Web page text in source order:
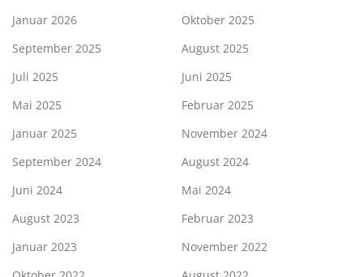
Januar 2026
Oktober 2025
September 2025
August 2025
Juli 2025
Juni 2025
Mai 2025
Februar 2025
Januar 2025
November 2024
September 2024
August 2024
Juni 2024
Mai 2024
August 2023
Februar 2023
Januar 2023
November 2022